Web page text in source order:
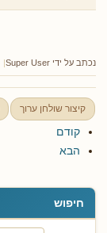
חיפוש
נכתב על ידי Super User
קיצור שולחן ערוך
קודם
הבא